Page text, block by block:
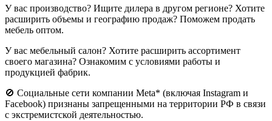
У вас производство? Ищите дилера в другом регионе? Хотите
расширить объемы и географию продаж? Поможем продать
мебель оптом.
У вас мебельный салон? Хотите расширить ассортимент
своего магазина? Ознакомим с условиями работы и
продукцией фабрик.
🚫 Социальные сети компании Meta* (включая Instagram и
Facebook) признаны запрещенными на территории РФ в связи
с экстремистской деятельностью.